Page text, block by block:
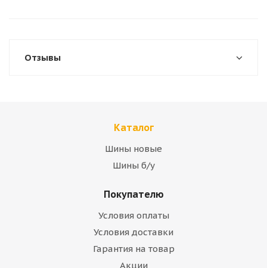
Отзывы
Каталог
Шины новые
Шины б/у
Покупателю
Условия оплаты
Условия доставки
Гарантия на товар
Акции